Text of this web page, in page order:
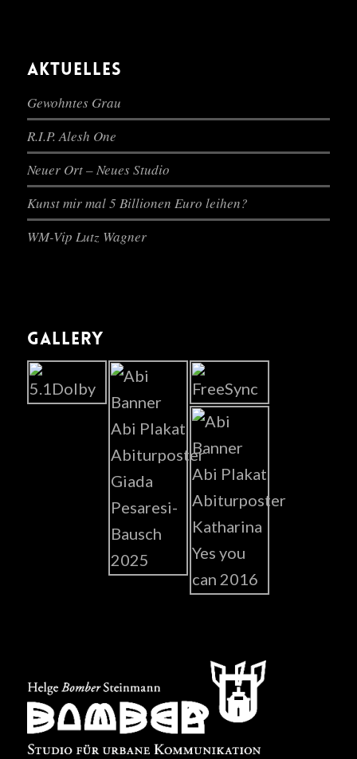
AKTUELLES
Gewohntes Grau
R.I.P. Alesh One
Neuer Ort – Neues Studio
Kunst mir mal 5 Billionen Euro leihen?
WM-Vip Lutz Wagner
GALLERY